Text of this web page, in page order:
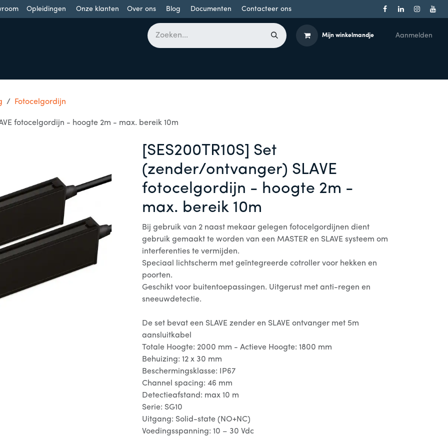
Opleidingen Onze klanten Over ons Blog Documenten Contacteer ons
Mijn winkelmandje Aanmelden
Fotocelgordijn
fotocelgordijn - hoogte 2m - max. bereik 10m
[SES200TR10S] Set
(zender/ontvanger) SLAVE
fotocelgordijn - hoogte 2m -
max. bereik 10m
Bij gebruik van 2 naast mekaar gelegen fotocelgordijnen dient
gebruik gemaakt te worden van een MASTER en SLAVE systeem om
interferenties te vermijden.
Speciaal lichtscherm met geïntegreerde cotroller voor hekken en
poorten.
Geschikt voor buitentoepassingen. Uitgerust met anti-regen en
sneeuwdetectie.
De set bevat een SLAVE zender en SLAVE ontvanger met 5m
aansluitkabel
Totale Hoogte: 2000 mm - Actieve Hoogte: 1800 mm
Behuizing: 12 x 30 mm
Beschermingsklasse: IP67
Channel spacing: 46 mm
Detectieafstand: max 10 m
Serie: SG10
Uitgang: Solid-state (NO+NC)
Voedingsspanning: 10 – 30 Vdc